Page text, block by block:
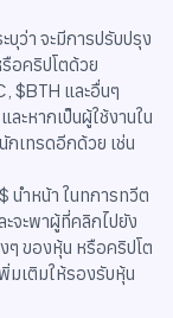
ว่า จะมีการปรับปรุง
อคริปโตด้วย
$BTH และอื่นๆ
ะหากเป็นผู้ใช้งานใน
กเทรดอีกด้วย เช่น
ำหน้า ในทการทวีต
จะพาผู้ที่คลิกไปยัง
ๆ ของหุ้น หรือคริปโต
มเติมให้รองรับหุ้น